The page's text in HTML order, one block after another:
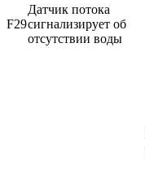
F29
Датчик потока
сигнализирует об
отсутствии воды